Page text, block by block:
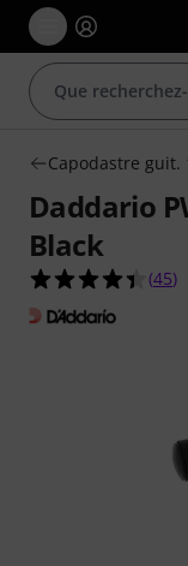
Capodastre guit.
Daddario
Black
4.4
(45)